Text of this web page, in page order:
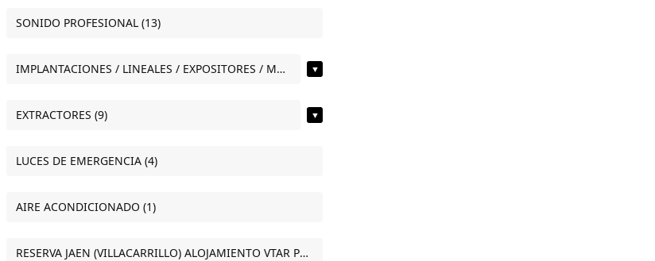
SONIDO PROFESIONAL (13)
IMPLANTACIONES / LINEALES / EXPOSITORES / MOSTRADORES (11) ▼
EXTRACTORES (9) ▼
LUCES DE EMERGENCIA (4)
AIRE ACONDICIONADO (1)
RESERVA JAEN (VILLACARRILLO) ALOJAMIENTO VTAR PUERTA DEL SOL ESTUDIO VILLACARRILLO (JAEN) (1)